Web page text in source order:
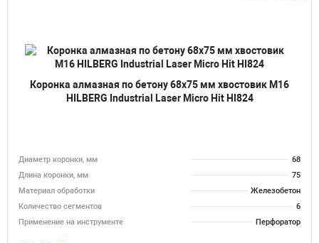
Коронка алмазная по бетону 68х75 мм хвостовик M16
HILBERG Industrial Laser Micro Hit HI824
Диаметр коронки, мм
68
Длина коронки, мм
75
Материал обработки
Железобетон
Количество сегментов
6
Применение на инструменте
Перфоратор